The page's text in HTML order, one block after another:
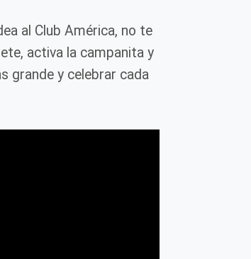
al Club América, no te
activa la campanita y
grande y celebrar cada